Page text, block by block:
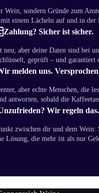
sondern Gründe zum
einem Lächeln auf und in der
Zahlung? Sicher ist sicher.
neu, aber deine Daten sind bei
geprüft – und garantiert
melden uns.
aber echte Menschen, die
antworten, sobald die
Wir regeln das.
zwischen dir und dem Wein:
Lösung, die mehr ist als nur